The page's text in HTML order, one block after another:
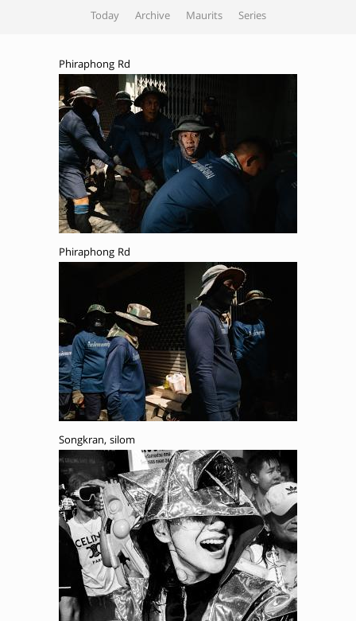
Today Archive Maurits Series
Phiraphong Rd
Phiraphong Rd
Songkran, silom